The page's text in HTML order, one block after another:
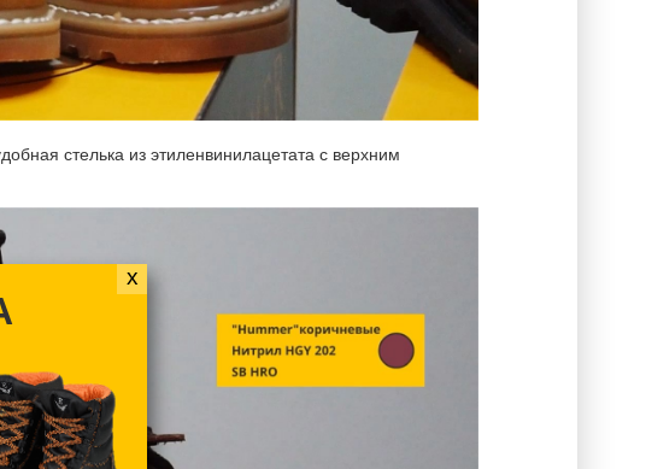
стелька из этиленвинилацетата с верхним
x